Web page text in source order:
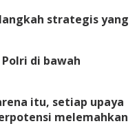
strategis yang
di bawah
itu, setiap upaya
melemahkan